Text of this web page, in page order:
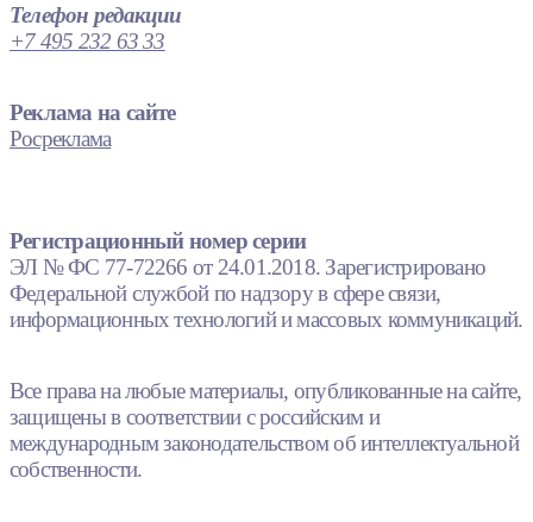
Телефон редакции
+7 495 232 63 33
Реклама на сайте
Росреклама
Регистрационный номер серии
ЭЛ № ФС 77-72266 от 24.01.2018. Зарегистрировано
Федеральной службой по надзору в сфере связи,
информационных технологий и массовых коммуникаций.
Все права на любые материалы, опубликованные на сайте,
защищены в соответствии с российским и
международным законодательством об интеллектуальной
собственности.